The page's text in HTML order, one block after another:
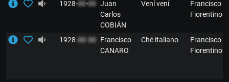
1928-00-00 Juan
Carlos
COBIÁN
Vení vení
Francisco
Fiorentino
1928-00-00
Francisco
CANARO
Ché italiano
Francisco
Fiorentino